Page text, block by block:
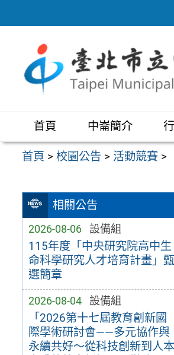
至
區
首頁 中崙簡介
首頁 >校園公告 > 活動競賽 >
相關公告
2026-08-06 設備組
115年度「中央研究院高中生
命科學研究人才培育計畫」甄
選簡章
2026-08-04 設備組
「2026第十七屆教育創新國
際學術研討會——多元協作與
永續共好～從科技創新到人本